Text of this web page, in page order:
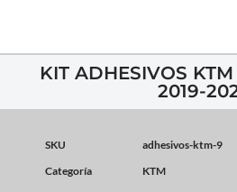
KIT ADHESIVOS
2019-
SKU
adhesivos-ktm-9
Categoría
KTM